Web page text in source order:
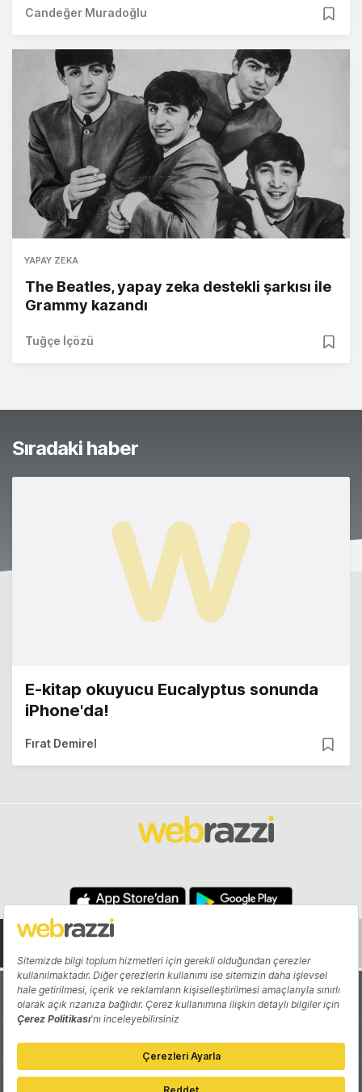
Candeğer Muradoğlu
YAPAY ZEKA
The Beatles, yapay zeka destekli şarkısı ile
Grammy kazandı
Tuğçe İçözü
Sıradaki haber
E-kitap okuyucu Eucalyptus sonunda
iPhone'da!
Fırat Demirel
Hakkında Yazarlar
Katkıda Bulun Reklam